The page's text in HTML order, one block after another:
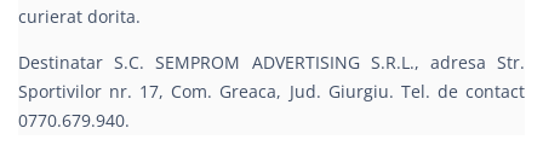
curierat dorita.
Destinatar S.C. SEMPROM ADVERTISING S.R.L., adresa Str.
Sportivilor nr. 17, Com. Greaca, Jud. Giurgiu. Tel. de contact
0770.679.940.